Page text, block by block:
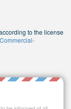
to the license